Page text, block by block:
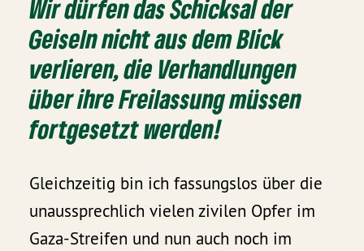
Wir dürfen das Schicksal der
Geiseln nicht aus dem Blick
verlieren, die Verhandlungen
über ihre Freilassung müssen
fortgesetzt werden!
Gleichzeitig bin ich fassungslos über die
unaussprechlich vielen zivilen Opfer im
Gaza-Streifen und nun auch noch im